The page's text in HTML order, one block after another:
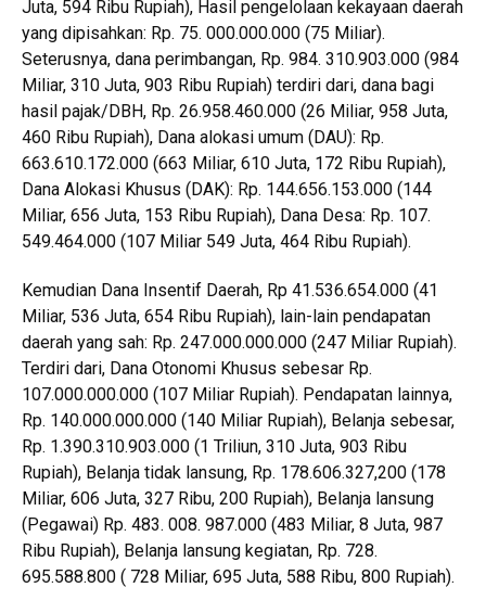
Juta, 594 Ribu Rupiah), Hasil pengelolaan kekayaan daerah
yang dipisahkan: Rp. 75. 000.000.000 (75 Miliar).
Seterusnya, dana perimbangan, Rp. 984. 310.903.000 (984
Miliar, 310 Juta, 903 Ribu Rupiah) terdiri dari, dana bagi
hasil pajak/DBH, Rp. 26.958.460.000 (26 Miliar, 958 Juta,
460 Ribu Rupiah), Dana alokasi umum (DAU): Rp.
663.610.172.000 (663 Miliar, 610 Juta, 172 Ribu Rupiah),
Dana Alokasi Khusus (DAK): Rp. 144.656.153.000 (144
Miliar, 656 Juta, 153 Ribu Rupiah), Dana Desa: Rp. 107.
549.464.000 (107 Miliar 549 Juta, 464 Ribu Rupiah).
Kemudian Dana Insentif Daerah, Rp 41.536.654.000 (41
Miliar, 536 Juta, 654 Ribu Rupiah), lain-lain pendapatan
daerah yang sah: Rp. 247.000.000.000 (247 Miliar Rupiah).
Terdiri dari, Dana Otonomi Khusus sebesar Rp.
107.000.000.000 (107 Miliar Rupiah). Pendapatan lainnya,
Rp. 140.000.000.000 (140 Miliar Rupiah), Belanja sebesar,
Rp. 1.390.310.903.000 (1 Triliun, 310 Juta, 903 Ribu
Rupiah), Belanja tidak lansung, Rp. 178.606.327,200 (178
Miliar, 606 Juta, 327 Ribu, 200 Rupiah), Belanja lansung
(Pegawai) Rp. 483. 008. 987.000 (483 Miliar, 8 Juta, 987
Ribu Rupiah), Belanja lansung kegiatan, Rp. 728.
695.588.800 ( 728 Miliar, 695 Juta, 588 Ribu, 800 Rupiah).